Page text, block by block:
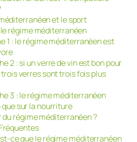
et le sport
régime méditerranéen
1 : le régime méditerranéen est
2 : si un verre de vin est bon pour
verres sont trois fois plus
3 : le régime méditerranéen
que sur la nourriture
du régime méditerranéen ?
ce que le régime méditerranéen